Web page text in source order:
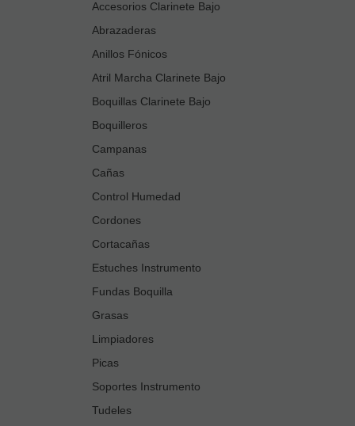
Accesorios Clarinete Bajo
Abrazaderas
Anillos Fónicos
Atril Marcha Clarinete Bajo
Boquillas Clarinete Bajo
Boquilleros
Campanas
Cañas
Control Humedad
Cordones
Cortacañas
Estuches Instrumento
Fundas Boquilla
Grasas
Limpiadores
Picas
Soportes Instrumento
Tudeles